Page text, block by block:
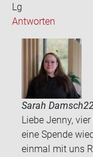
Lg
Antworten
Sarah Damsch
Liebe Jenny,
eine Spende
einmal mit uns